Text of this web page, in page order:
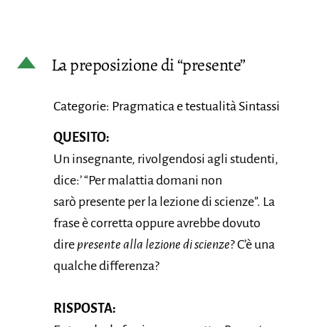
D La preposizione di “presente”
Categorie: Pragmatica e testualità Sintassi
QUESITO:
Un insegnante, rivolgendosi agli studenti,
dice:’ “Per malattia domani non
sarò presente per la lezione di scienze”. La
frase è corretta oppure avrebbe dovuto
dire presente alla lezione di scienze? C’è una
qualche differenza?
RISPOSTA: